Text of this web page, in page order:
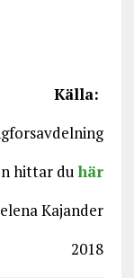
Källa:
hittar duhär
Kajander
2018